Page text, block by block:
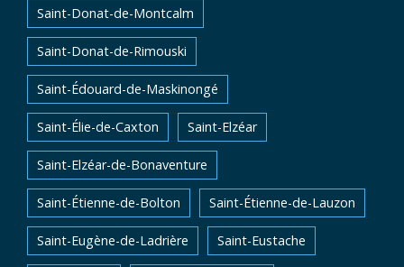
Saint-Donat-de-Montcalm
Saint-Donat-de-Rimouski
Saint-Édouard-de-Maskinongé
Saint-Élie-de-Caxton Saint-Elzéar
Saint-Elzéar-de-Bonaventure
Saint-Étienne-de-Bolton Saint-Étienne-de-Lauzon
Saint-Eugène-de-Ladrière Saint-Eustache